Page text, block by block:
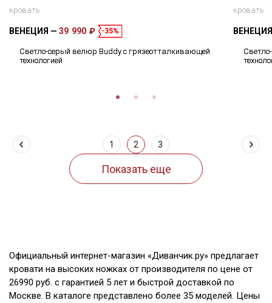
кровать
ВЕНЕЦИЯ 39 990 ₽ -35%
Светло-серый велюр Buddy с грязеотталкивающей
технологией
кровать
1 2 3
Официальный интернет-магазин «Диванчик.ру» предлагает
кровати на высоких ножках от производителя по цене от
26990 руб. с гарантией 5 лет и быстрой доставкой по
Москве. В каталоге представлено более 35 моделей. Цены